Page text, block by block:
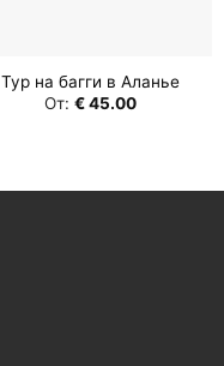
Тур на багги в Аланье
От: €45.00